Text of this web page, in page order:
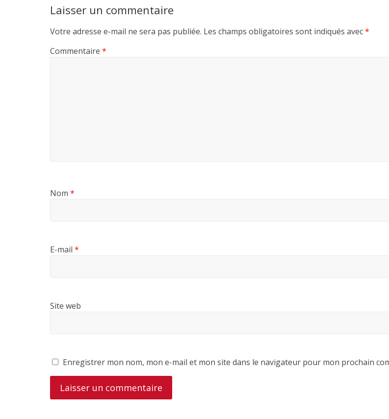
Laisser un commentaire
Votre adresse e-mail ne sera pas publiée. Les champs obligatoires sont indiqués avec*
Commentaire *
Nom *
E-mail *
Site web
Enregistrer mon nom, mon e-mail et mon site dans le navigateur pour mon prochain